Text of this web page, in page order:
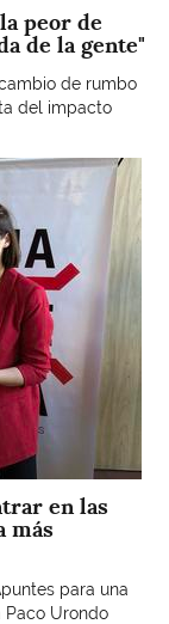
peor de
de la gente"
de rumbo
del impacto
en las
más
para una
Paco Urondo